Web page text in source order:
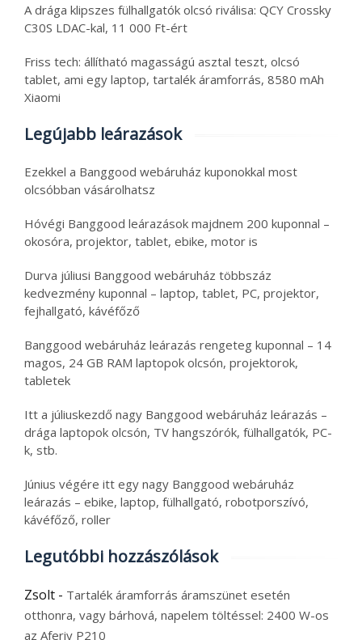
A drága klipszes fülhallgatók olcsó riválisa: QCY Crossky
C30S LDAC-kal, 11 000 Ft-ért
Friss tech: állítható magasságú asztal teszt, olcsó
tablet, ami egy laptop, tartalék áramforrás, 8580 mAh
Xiaomi
Legújabb leárazások
Ezekkel a Banggood webáruház kuponokkal most
olcsóbban vásárolhatsz
Hóvégi Banggood leárazások majdnem 200 kuponnal –
okosóra, projektor, tablet, ebike, motor is
Durva júliusi Banggood webáruház többszáz
kedvezmény kuponnal – laptop, tablet, PC, projektor,
fejhallgató, kávéfőző
Banggood webáruház leárazás rengeteg kuponnal – 14
magos, 24 GB RAM laptopok olcsón, projektorok,
tabletek
Itt a júliuskezdő nagy Banggood webáruház leárazás –
drága laptopok olcsón, TV hangszórók, fülhallgatók, PC-
k, stb.
Június végére itt egy nagy Banggood webáruház
leárazás – ebike, laptop, fülhallgató, robotporszívó,
kávéfőző, roller
Legutóbbi hozzászólások
Zsolt - Tartalék áramforrás áramszünet esetén
otthonra, vagy bárhová, napelem töltéssel: 2400 W-os
az Aferiy P210